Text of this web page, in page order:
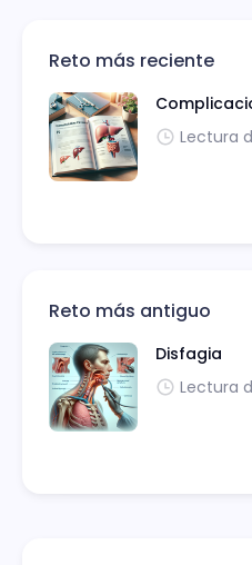
Reto más reciente
Lectura
Reto más antiguo
Disfagia
Lectura